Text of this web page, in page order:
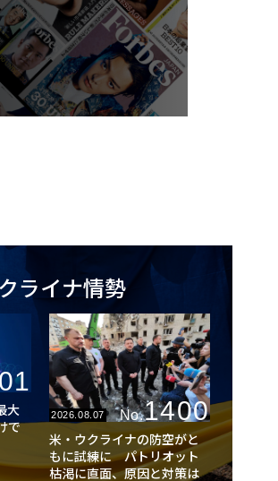
ライナ情勢
大
で
2026.08.07 No.1400
米・ウクライナの防空がと
もに試練に パトリオット
枯渇に直面、原因と対策は